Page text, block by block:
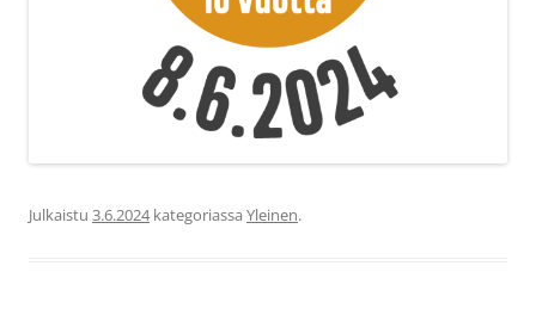
Julkaistu 3.6.2024kategoriassa Yleinen.